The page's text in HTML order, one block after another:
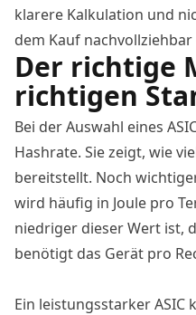
klarere Kalkulation und
dem Kauf
Der richtige
richtigen
Bei der Auswahl eines
Hashrate. Sie zeigt, wie
bereitstellt. Noch
wird häufig in Joule pro
niedriger dieser Wert ist,
benötigt das Gerät pro
Ein leistungsstarker ASIC